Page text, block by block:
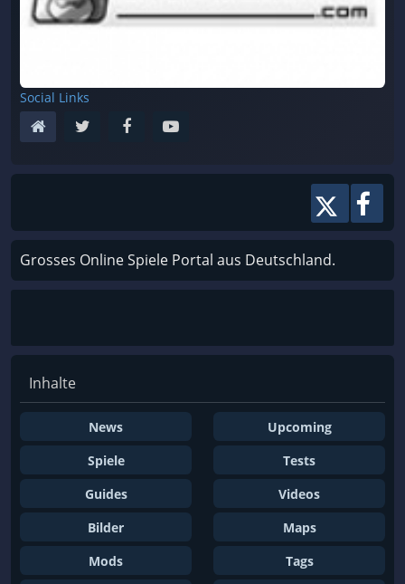
Social Links
Grosses Online Spiele Portal aus Deutschland.
Inhalte
News
Upcoming
Spiele
Tests
Guides
Videos
Bilder
Maps
Mods
Tags